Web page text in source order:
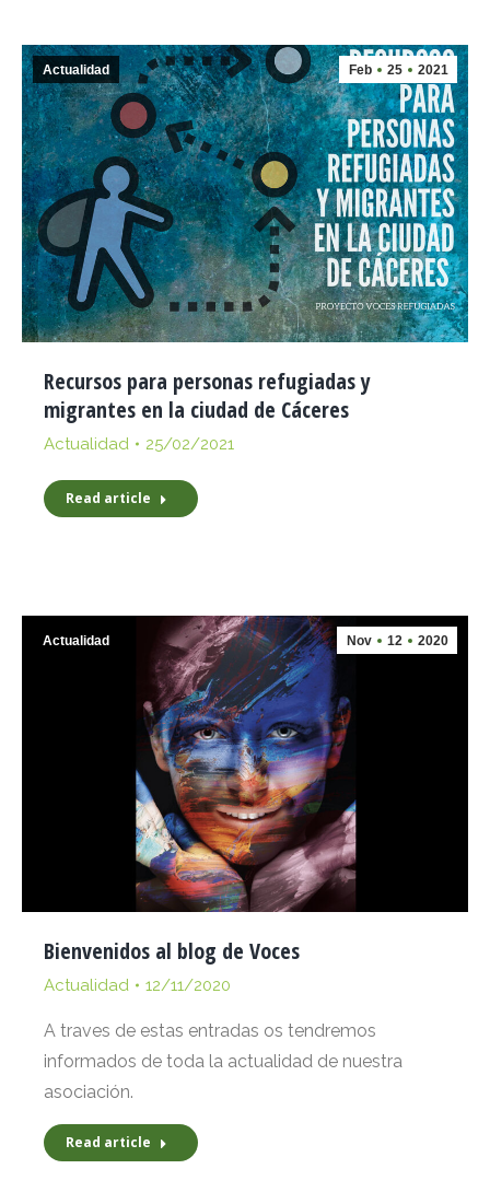
Feb 25 2021
Actualidad
Recursos para personas refugiadas y
migrantes en la ciudad de Cáceres
Actualidad 25/02/2021
Read article
Nov 12 2020
Actualidad
Bienvenidos al blog de Voces
Actualidad 12/11/2020
A traves de estas entradas os tendremos
informados de toda la actualidad de nuestra
asociación.
Read article